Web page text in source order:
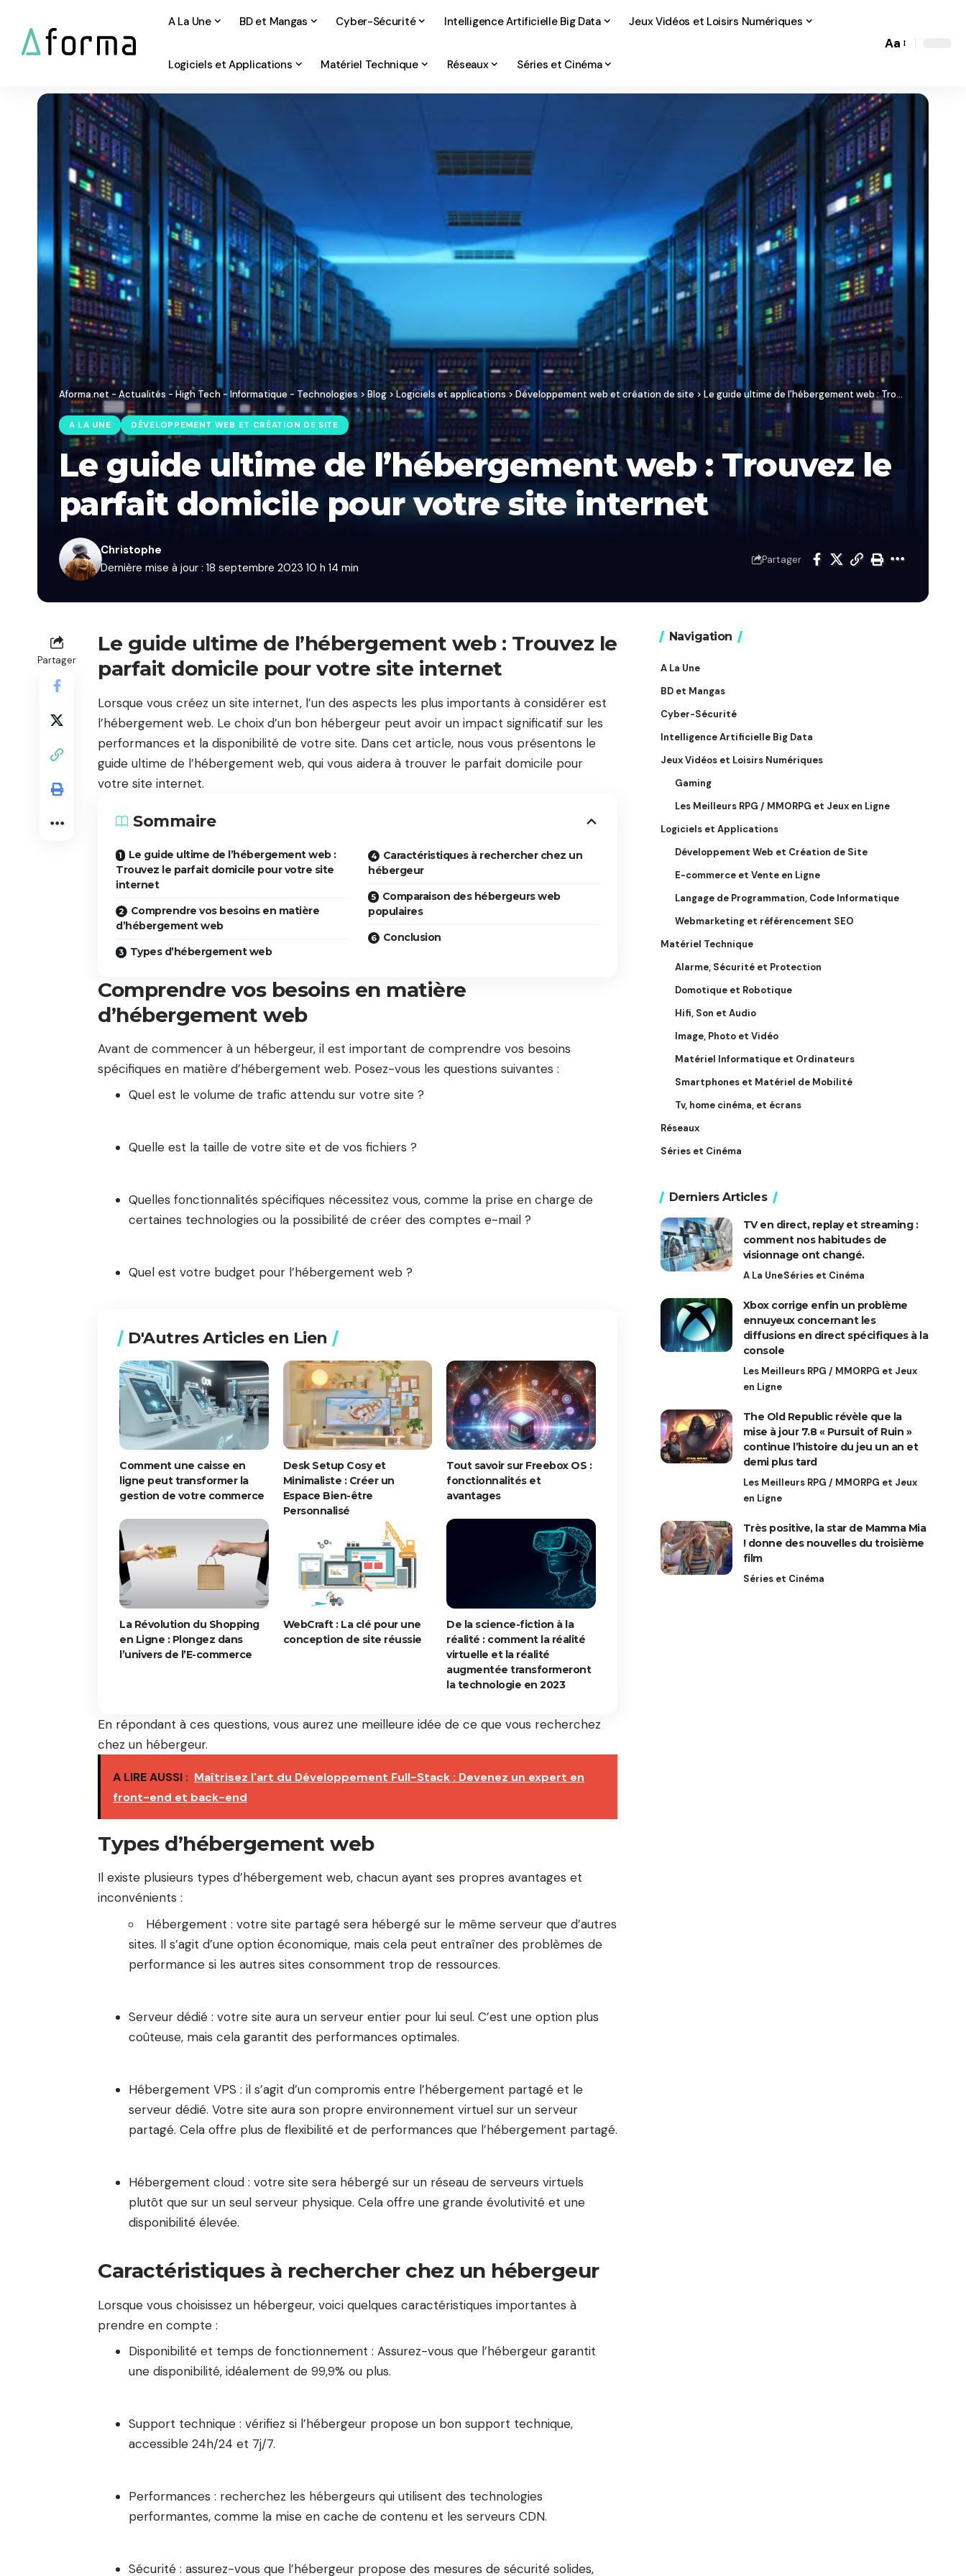
A La Une BD et Mangas Cyber-Sécurité Intelligence Artificielle Big Data Jeux Vidéos et Loisirs Numériques
Logiciels et Applications Matériel Technique Réseaux Séries et Cinéma
Font
Aa
Aforma.net - Actualités - High Tech - Informatique - Technologies > Blog >Logiciels et applications>Développement web et création de site> Le guide ultime de l’hébergement web : Trouvez le parfait domicile pour votre site internet
A LA UNE DÉVELOPPEMENT WEB ET CRÉATION DE SITE
Le guide ultime de l’hébergement web : Trouvez le
parfait domicile pour votre site internet
Dernière mise à jour : 18 septembre 2023 10 h 14 min
Christophe
Partager
Partager
Le guide ultime de l’hébergement web : Trouvez le
parfait domicile pour votre site internet
Lorsque vous créez un site internet, l’un des aspects les plus importants à considérer est
l’hébergement web. Le choix d’un bon hébergeur peut avoir un impact significatif sur les
performances et la disponibilité de votre site. Dans cet article, nous vous présentons le
guide ultime de l’hébergement web, qui vous aidera à trouver le parfait domicile pour
votre site internet.
Sommaire
Le guide ultime de l’hébergement web :
Trouvez le parfait domicile pour votre site
internet
Comprendre vos besoins en matière
d’hébergement web
Types d’hébergement web
Caractéristiques à rechercher chez un
hébergeur
Comparaison des hébergeurs web
populaires
Conclusion
Comprendre vos besoins en matière
d’hébergement web
Avant de commencer à un hébergeur, il est important de comprendre vos besoins
spécifiques en matière d’hébergement web. Posez-vous les questions suivantes :
Quel est le volume de trafic attendu sur votre site ?
Quelle est la taille de votre site et de vos fichiers ?
Quelles fonctionnalités spécifiques nécessitez vous, comme la prise en charge de
certaines technologies ou la possibilité de créer des comptes e-mail ?
Quel est votre budget pour l’hébergement web ?
D'Autres Articles en Lien
Comment une caisse en
ligne peut transformer la
gestion de votre commerce
Desk Setup Cosy et
Minimaliste : Créer un
Espace Bien-être
Personnalisé
Tout savoir sur Freebox OS :
fonctionnalités et
avantages
La Révolution du Shopping
en Ligne : Plongez dans
l’univers de l’E-commerce
WebCraft : La clé pour une
conception de site réussie
De la science-fiction à la
réalité : comment la réalité
virtuelle et la réalité
augmentée transformeront
la technologie en 2023
En répondant à ces questions, vous aurez une meilleure idée de ce que vous recherchez
chez un hébergeur.
A LIRE AUSSI : Maîtrisez l'art du Développement Full-Stack : Devenez un expert en
front-end et back-end
Types d’hébergement web
Il existe plusieurs types d’hébergement web, chacun ayant ses propres avantages et
inconvénients :
Hébergement : votre site partagé sera hébergé sur le même serveur que d’autres
sites. Il s’agit d’une option économique, mais cela peut entraîner des problèmes de
performance si les autres sites consomment trop de ressources.
Serveur dédié : votre site aura un serveur entier pour lui seul. C’est une option plus
coûteuse, mais cela garantit des performances optimales.
Hébergement VPS : il s’agit d’un compromis entre l’hébergement partagé et le
serveur dédié. Votre site aura son propre environnement virtuel sur un serveur
partagé. Cela offre plus de flexibilité et de performances que l’hébergement partagé.
Hébergement cloud : votre site sera hébergé sur un réseau de serveurs virtuels
plutôt que sur un seul serveur physique. Cela offre une grande évolutivité et une
disponibilité élevée.
Caractéristiques à rechercher chez un hébergeur
Lorsque vous choisissez un hébergeur, voici quelques caractéristiques importantes à
prendre en compte :
Disponibilité et temps de fonctionnement : Assurez-vous que l’hébergeur garantit
une disponibilité, idéalement de 99,9% ou plus.
Support technique : vérifiez si l’hébergeur propose un bon support technique,
accessible 24h/24 et 7j/7.
Performances : recherchez les hébergeurs qui utilisent des technologies
performantes, comme la mise en cache de contenu et les serveurs CDN.
Sécurité : assurez-vous que l’hébergeur propose des mesures de sécurité solides,
Navigation
A La Une
BD et Mangas
Cyber-Sécurité
Intelligence Artificielle Big Data
Jeux Vidéos et Loisirs Numériques
Gaming
Les Meilleurs RPG / MMORPG et Jeux en Ligne
Logiciels et Applications
Développement Web et Création de Site
E-commerce et Vente en Ligne
Langage de Programmation, Code Informatique
Webmarketing et référencement SEO
Matériel Technique
Alarme, Sécurité et Protection
Domotique et Robotique
Hifi, Son et Audio
Image, Photo et Vidéo
Matériel Informatique et Ordinateurs
Smartphones et Matériel de Mobilité
Tv, home cinéma, et écrans
Réseaux
Séries et Cinéma
Derniers Articles
TV en direct, replay et streaming :
comment nos habitudes de
visionnage ont changé.
A La UneSéries et Cinéma
Xbox corrige enfin un problème
ennuyeux concernant les
diffusions en direct spécifiques à la
console
Les Meilleurs RPG / MMORPG et Jeux
en Ligne
The Old Republic révèle que la
mise à jour 7.8 « Pursuit of Ruin »
continue l’histoire du jeu un an et
demi plus tard
Les Meilleurs RPG / MMORPG et Jeux
en Ligne
Très positive, la star de Mamma Mia
! donne des nouvelles du troisième
film
Séries et Cinéma